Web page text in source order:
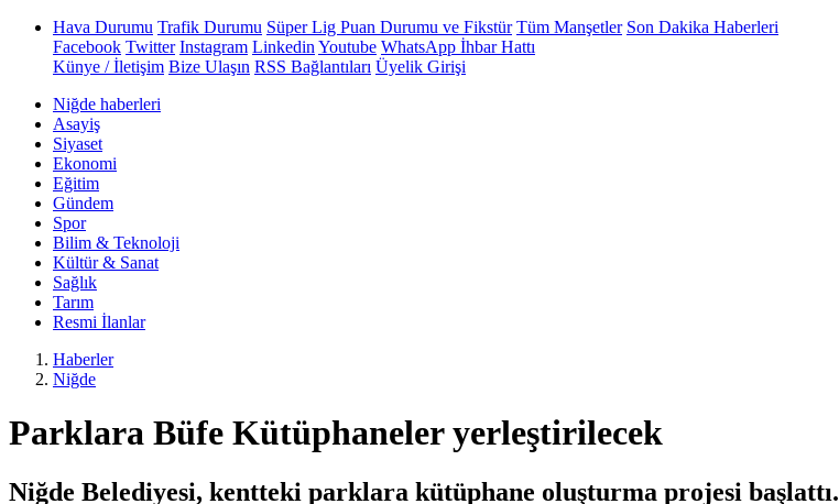
Hava Durumu Trafik Durumu Süper Lig Puan Durumu ve Fikstür Tüm Manşetler Son Dakika Haberleri
Facebook Twitter Instagram Linkedin Youtube WhatsApp İhbar Hattı
Künye / İletişim Bize Ulaşın RSS Bağlantıları Üyelik Girişi
Niğde haberleri
Asayiş
Siyaset
Ekonomi
Eğitim
Gündem
Spor
Bilim & Teknoloji
Kültür & Sanat
Sağlık
Tarım
Resmi İlanlar
Haberler
Niğde
Parklara Büfe Kütüphaneler yerleştirilecek
Niğde Belediyesi, kentteki parklara kütüphane oluşturma projesi başlattı.